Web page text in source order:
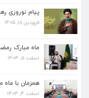
پیام نوروزی
فروردین ۱۸, ۱۴۰۵
ماه مبارک
اسفند ۵, ۱۴۰۴
همزمان با ماه
اسفند ۴, ۱۴۰۴
ماه مبارک رمضان، فرصتی
اسفند ۵, ۱۴۰۴
همزمان با ماه مبارک
اسفند ۴, ۱۴۰۴